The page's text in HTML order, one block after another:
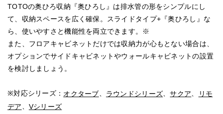
TOTOの奥ひろ収納『奥ひろし』は排水管の形をシンプルにし
て、収納スペースを広く確保。スライドタイプ+『奥ひろし』な
ら、使いやすさと機能性を両立できます。※
また、フロアキャビネットだけでは収納力が心もとない場合は、
オプションでサイドキャビネットやウォールキャビネットの設置
を検討しましょう。
※対応シリーズ： オクターブ ラウンドシリーズ 、サクア
リモ
デア
Vシリーズ